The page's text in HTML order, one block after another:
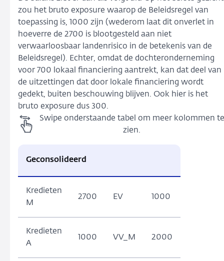
zou het bruto exposure waarop de Beleidsregel van
toepassing is, 1000 zijn (wederom laat dit onverlet in
hoeverre de 2700 is blootgesteld aan niet
verwaarloosbaar landenrisico in de betekenis van de
Beleidsregel). Echter, omdat de dochteronderneming
voor 700 lokaal financiering aantrekt, kan dat deel van
de uitzettingen dat door lokale financiering wordt
gedekt, buiten beschouwing blijven. Ook hier is het
bruto exposure dus 300.
Swipe onderstaande tabel om meer kolommen te
zien.
Geconsolideerd
Kredieten
M
2700 EV 1000
Kredieten
A
1000 VV_M 2000